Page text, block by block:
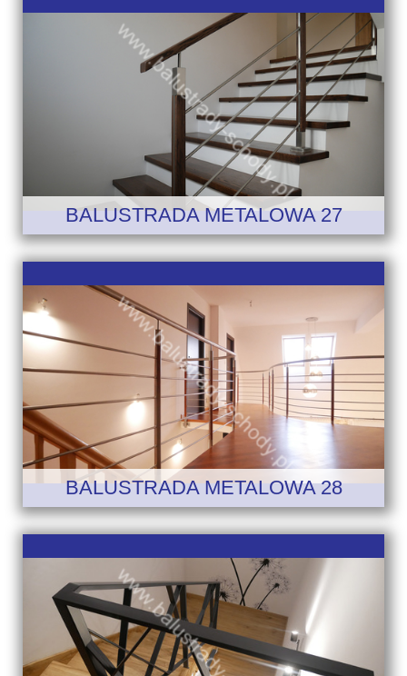
BALUSTRADA METALOWA 27
BALUSTRADA METALOWA 28